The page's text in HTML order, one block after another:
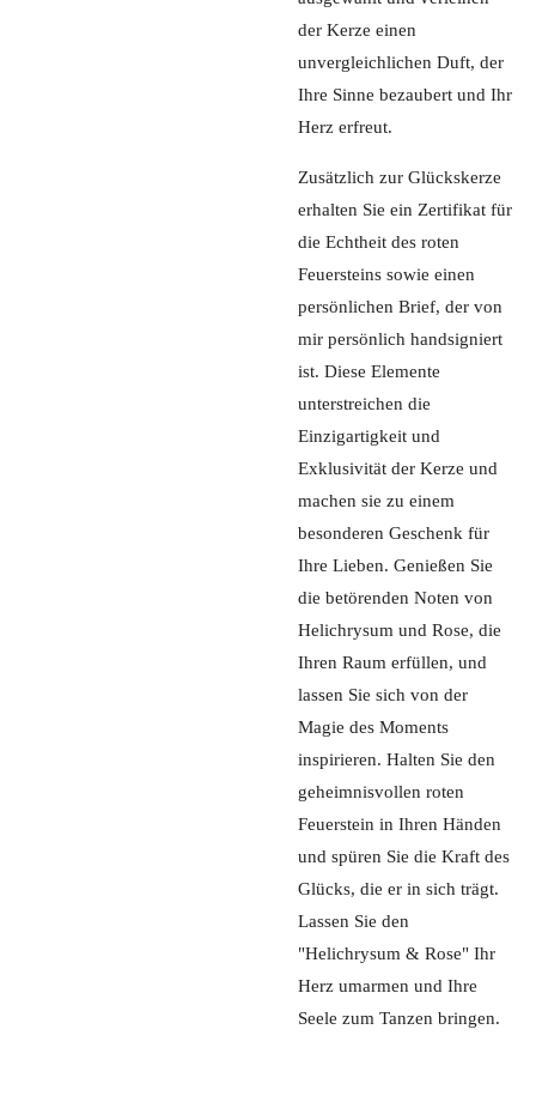
der Kerze einen
unvergleichlichen Duft, der
Ihre Sinne bezaubert und Ihr
Herz erfreut.
Zusätzlich zur Glückskerze
erhalten Sie ein Zertifikat für
die Echtheit des roten
Feuersteins sowie einen
persönlichen Brief, der von
mir persönlich handsigniert
ist. Diese Elemente
unterstreichen die
Einzigartigkeit und
Exklusivität der Kerze und
machen sie zu einem
besonderen Geschenk für
Ihre Lieben. Genießen Sie
die betörenden Noten von
Helichrysum und Rose, die
Ihren Raum erfüllen, und
lassen Sie sich von der
Magie des Moments
inspirieren. Halten Sie den
geheimnisvollen roten
Feuerstein in Ihren Händen
und spüren Sie die Kraft des
Glücks, die er in sich trägt.
Lassen Sie den
"Helichrysum & Rose" Ihr
Herz umarmen und Ihre
Seele zum Tanzen bringen.